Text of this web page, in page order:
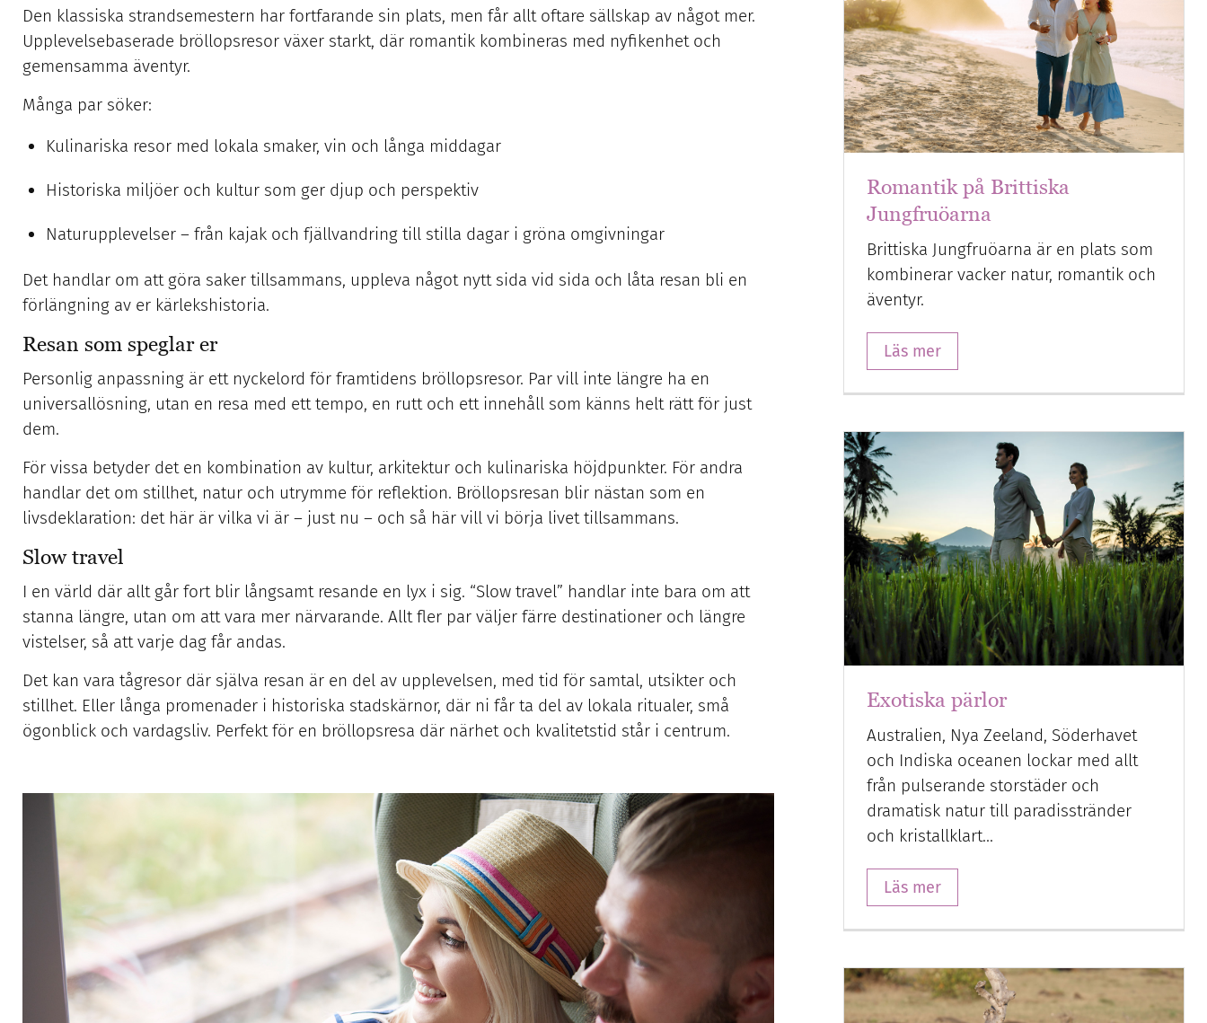
Den klassiska strandsemestern har fortfarande sin plats, men får allt oftare sällskap av något mer.
Upplevelsebaserade bröllopsresor växer starkt, där romantik kombineras med nyfikenhet och
gemensamma äventyr.
Många par söker:
Kulinariska resor med lokala smaker, vin och långa middagar
Historiska miljöer och kultur som ger djup och perspektiv
Naturupplevelser – från kajak och fjällvandring till stilla dagar i gröna omgivningar
Det handlar om att göra saker tillsammans, uppleva något nytt sida vid sida och låta resan bli en
förlängning av er kärlekshistoria.
Resan som speglar er
Personlig anpassning är ett nyckelord för framtidens bröllopsresor. Par vill inte längre ha en
universallösning, utan en resa med ett tempo, en rutt och ett innehåll som känns helt rätt för just
dem.
För vissa betyder det en kombination av kultur, arkitektur och kulinariska höjdpunkter. För andra
handlar det om stillhet, natur och utrymme för reflektion. Bröllopsresan blir nästan som en
livsdeklaration: det här är vilka vi är – just nu – och så här vill vi börja livet tillsammans.
Slow travel
I en värld där allt går fort blir långsamt resande en lyx i sig. “Slow travel” handlar inte bara om att
stanna längre, utan om att vara mer närvarande. Allt fler par väljer färre destinationer och längre
vistelser, så att varje dag får andas.
Det kan vara tågresor där själva resan är en del av upplevelsen, med tid för samtal, utsikter och
stillhet. Eller långa promenader i historiska stadskärnor, där ni får ta del av lokala ritualer, små
ögonblick och vardagsliv. Perfekt för en bröllopsresa där närhet och kvalitetstid står i centrum.
Romantik på Brittiska
Jungfruöarna
Brittiska Jungfruöarna är en plats som
kombinerar vacker natur, romantik och
äventyr.
Läs mer
Exotiska pärlor
Australien, Nya Zeeland, Söderhavet
och Indiska oceanen lockar med allt
från pulserande storstäder och
dramatisk natur till paradisstränder
och kristallklart…
Läs mer